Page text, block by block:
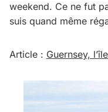
weekend. Ce ne fut
suis quand même
Article : Guernsey,